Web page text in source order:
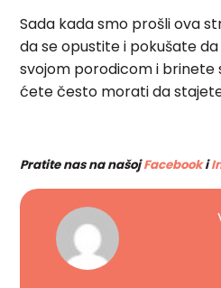
Sada kada smo prošli ova
da se opustite i pokušate
svojom porodicom i brinete
ćete često morati da
Pratite nas na našojFacebooki